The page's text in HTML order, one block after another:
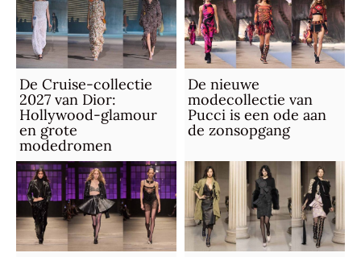
De Cruise-collectie
2027 van Dior:
Hollywood-glamour
en grote
modedromen
De nieuwe
modecollectie van
Pucci is een ode aan
de zonsopgang